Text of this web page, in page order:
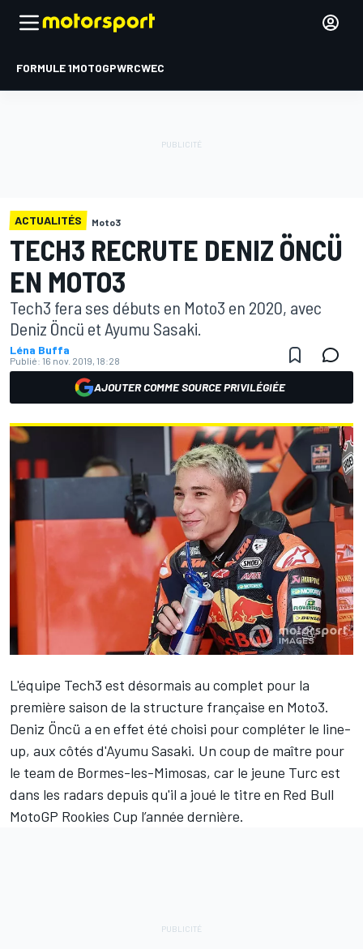
FORMULE 1MOTOGPWRCWEC
ACTUALITÉS Moto3
TECH3 RECRUTE DENIZ ÖNCÜ
EN MOTO3
Tech3 fera ses débuts en Moto3 en 2020, avec
Deniz Öncü et Ayumu Sasaki.
Léna Buffa
Publié: 16 nov. 2019, 18:28
AJOUTER COMME SOURCE PRIVILÉGIÉE
L'équipe Tech3 est désormais au complet pour la
première saison de la structure française en Moto3.
Deniz Öncü a en effet été choisi pour compléter le line-
up, aux côtés d'Ayumu Sasaki. Un coup de maître pour
le team de Bormes-les-Mimosas, car le jeune Turc est
dans les radars depuis qu'il a joué le titre en Red Bull
MotoGP Rookies Cup l’année dernière.